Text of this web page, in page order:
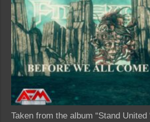
Taken from the album “Stand